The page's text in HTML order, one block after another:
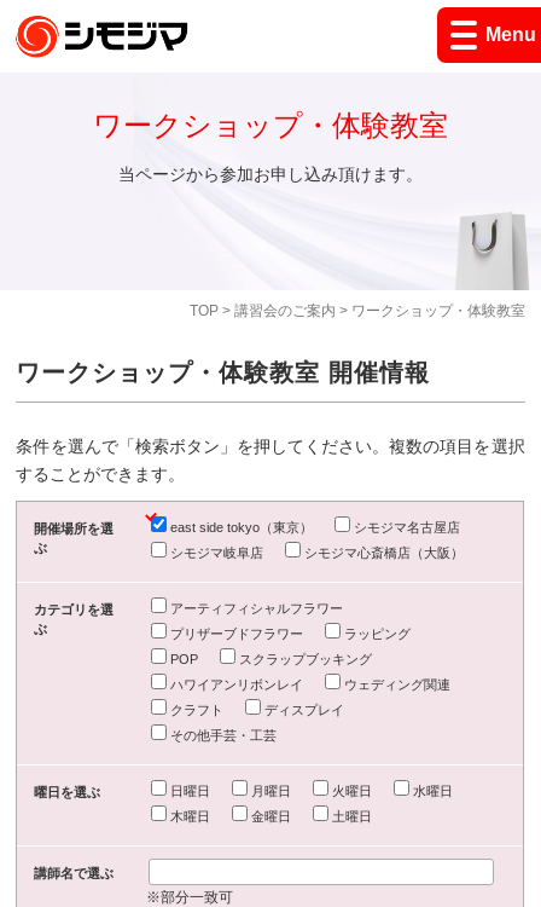
Menu
TOP> 講習会のご案内 > ワークショップ・体験教室
ワークショップ・体験教室
当ページから参加お申し込み頂けます。
ワークショップ・体験教室 開催情報
条件を選んで「検索ボタン」を押してください。複数の項目を選択
することができます。
開催場所を選
ぶ
east side tokyo（東京）
シモジマ名古屋店
シモジマ岐阜店
シモジマ心斎橋店（大阪）
カテゴリを選
ぶ
アーティフィシャルフラワー
プリザーブドフラワー
ラッピング
POP
スクラップブッキング
ハワイアンリボンレイ
ウェディング関連
クラフト
ディスプレイ
その他手芸・工芸
曜日を選ぶ 日曜日 月曜日 火曜日
水曜日
木曜日
金曜日 土曜日
講師名で選ぶ
※部分一致可